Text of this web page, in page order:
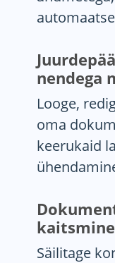
nendega
Looge,
oma
keerukaid
Säilitage